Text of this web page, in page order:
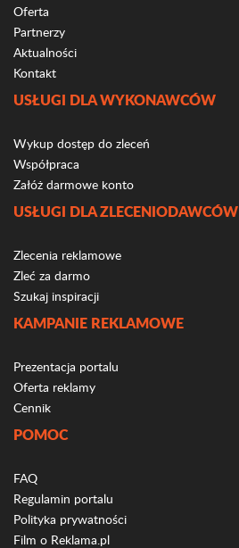
Oferta
Partnerzy
Aktualności
Kontakt
USŁUGI DLA WYKONAWCÓW
Wykup dostęp do zleceń
Współpraca
Załóż darmowe konto
USŁUGI DLA ZLECENIODAWCÓW
Zlecenia reklamowe
Zleć za darmo
Szukaj inspiracji
KAMPANIE REKLAMOWE
Prezentacja portalu
Oferta reklamy
Cennik
POMOC
FAQ
Regulamin portalu
Polityka prywatności
Film o Reklama.pl